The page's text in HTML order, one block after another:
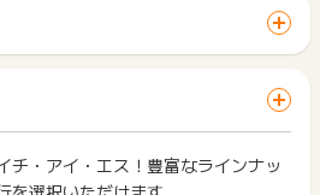
イルWi-Fiレンタル、お土産宅配 な
に記載のあるもの以外は全てポイン
で400日程度かかる場合がございま
わせは、
ポイントタウンサポートま
し込みやお買い物が完了するまでの
他のサイトに移動した場合はポイン
GET 」ボタンを押した時とサービ
バイス・ブラウザが異なる場合はポ
ビスをご利用される場合は、毎回
ては、1商品につき10円単位の金額
満のものは切り捨てとなり、ポイ
ん。
ト等を利用して支払われた金額分
チ・アイ・エス！豊富なラインナッ